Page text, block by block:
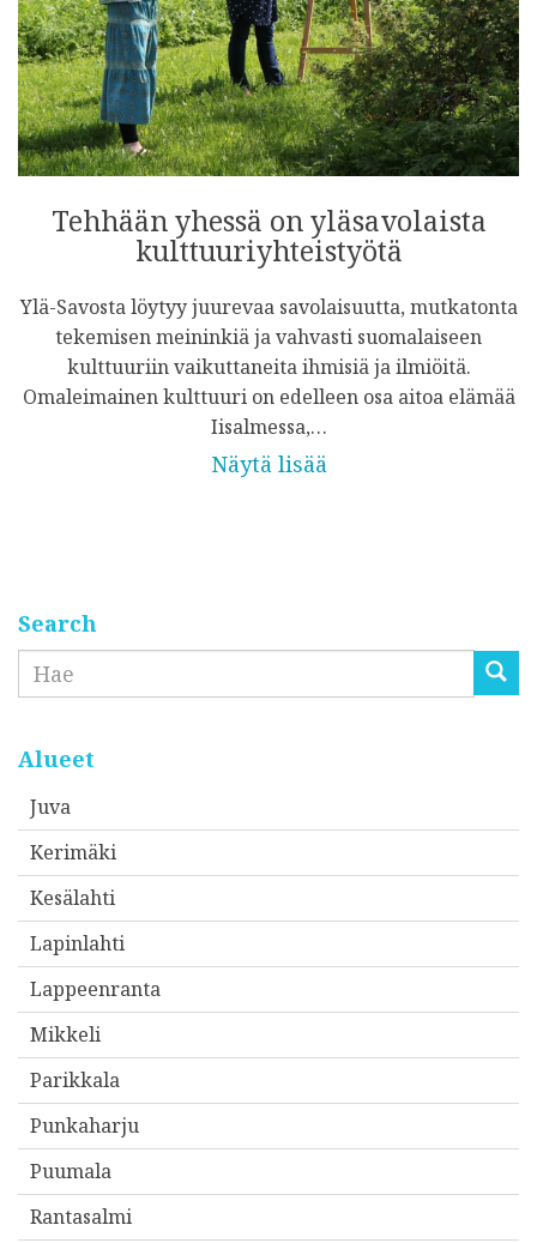
Tehhään yhessä on yläsavolaista
kulttuuriyhteistyötä
Ylä-Savosta löytyy juurevaa savolaisuutta, mutkatonta
tekemisen meininkiä ja vahvasti suomalaiseen
kulttuuriin vaikuttaneita ihmisiä ja ilmiöitä.
Omaleimainen kulttuuri on edelleen osa aitoa elämää
Iisalmessa,…
Näytä lisää
Search
Etsi
Alueet
Juva
Kerimäki
Kesälahti
Lapinlahti
Lappeenranta
Mikkeli
Parikkala
Punkaharju
Puumala
Rantasalmi